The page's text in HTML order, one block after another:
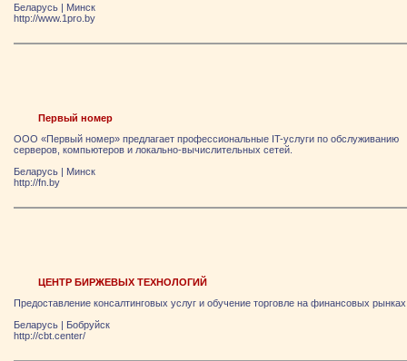
Беларусь | Минск
http://www.1pro.by
Первый номер
ООО «Первый номер» предлагает профессиональные IT-услуги по обслуживанию
серверов, компьютеров и локально-вычислительных сетей.
Беларусь | Минск
http://fn.by
ЦЕНТР БИРЖЕВЫХ ТЕХНОЛОГИЙ
Предоставление консалтинговых услуг и обучение торговле на финансовых рынках
Беларусь | Бобруйск
http://cbt.center/